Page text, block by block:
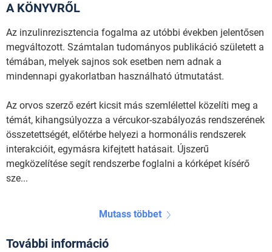
A KÖNYVRŐL
Az inzulinrezisztencia fogalma az utóbbi években jelentősen
megváltozott. Számtalan tudományos publikáció született a
témában, melyek sajnos sok esetben nem adnak a
mindennapi gyakorlatban használható útmutatást.
Az orvos szerző ezért kicsit más szemlélettel közelíti meg a
témát, kihangsúlyozza a vércukor-szabályozás rendszerének
összetettségét, előtérbe helyezi a hormonális rendszerek
interakcióit, egymásra kifejtett hatásait. Újszerű
megközelítése segít rendszerbe foglalni a kórképet kísérő
sze...
Mutass többet
További információ